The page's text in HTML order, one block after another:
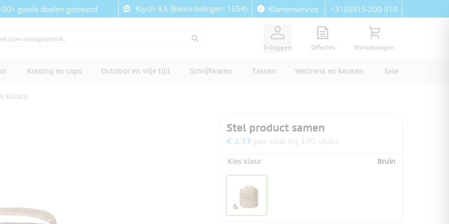
goede doelen gesteund Kiyoh 9,6 (Beoordelingen: 1654) Klantenservice +31(0)315-200 010
Inloggen
View quote, Quote is empty
Offertes
Bekijk winkelwagen,
Winkelwagen
Kleding en caps Outdoor en vrije tijd Schrijfwaren Tassen Wellness en keuken Sale
Kasam
Stel product samen
€ 2,33 per stuk bij 100 stuks
Kies kleur Bruin